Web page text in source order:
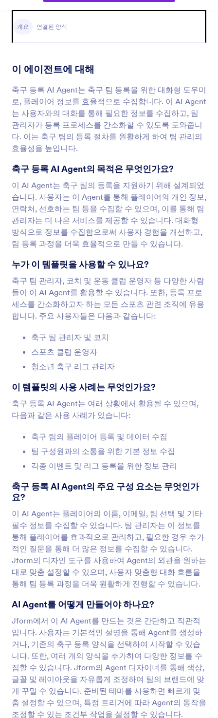
개요 연결된 양식
이 에이전트에 대해
축구 등록 AI Agent는 축구 팀 등록을 위한 대화형 도우미
로, 플레이어 정보를 효율적으로 수집합니다. 이 AI Agent
는 사용자와의 대화를 통해 필요한 정보를 수집하고, 팀
관리자가 등록 프로세스를 간소화할 수 있도록 도와줍니
다. 이는 축구 팀의 등록 절차를 원활하게 하여 팀 관리의
효율성을 높입니다.
축구 등록 AI Agent의 목적은 무엇인가요?
이 AI Agent는 축구 팀의 등록을 지원하기 위해 설계되었
습니다. 사용자는 이 Agent를 통해 플레이어의 개인 정보,
연락처, 선호하는 팀 등을 수집할 수 있으며, 이를 통해 팀
관리자는 더 나은 서비스를 제공할 수 있습니다. 대화형
방식으로 정보를 수집함으로써 사용자 경험을 개선하고,
팀 등록 과정을 더욱 효율적으로 만들 수 있습니다.
누가 이 템플릿을 사용할 수 있나요?
축구 팀 관리자, 코치 및 운동 클럽 운영자 등 다양한 사람
들이 이 AI Agent를 활용할 수 있습니다. 또한, 등록 프로
세스를 간소화하고자 하는 모든 스포츠 관련 조직에 유용
합니다. 주요 사용자들은 다음과 같습니다:
축구 팀 관리자 및 코치
스포츠 클럽 운영자
청소년 축구 리그 관리자
이 템플릿의 사용 사례는 무엇인가요?
축구 등록 AI Agent는 여러 상황에서 활용될 수 있으며,
다음과 같은 사용 사례가 있습니다:
축구 팀의 플레이어 등록 및 데이터 수집
팀 구성원과의 소통을 위한 기본 정보 수집
각종 이벤트 및 리그 등록을 위한 정보 관리
축구 등록 AI Agent의 주요 구성 요소는 무엇인가
요?
이 AI Agent는 플레이어의 이름, 이메일, 팀 선택 및 기타
필수 정보를 수집할 수 있습니다. 팀 관리자는 이 정보를
통해 플레이어를 효과적으로 관리하고, 필요한 경우 추가
적인 질문을 통해 더 많은 정보를 수집할 수 있습니다.
Jform의 디자인 도구를 사용하여 Agent의 외관을 원하는
대로 맞춤 설정할 수 있으며, 사용자 맞춤형 대화 흐름을
통해 팀 등록 과정을 더욱 원활하게 진행할 수 있습니다.
AI Agent를 어떻게 만들어야 하나요?
Jform에서 이 AI Agent를 만드는 것은 간단하고 직관적
입니다. 사용자는 기본적인 설명을 통해 Agent를 생성하
거나, 기존의 축구 등록 양식을 선택하여 시작할 수 있습
니다. 또한, 여러 개의 양식을 추가하여 다양한 정보를 수
집할 수 있습니다. Jform의 Agent 디자이너를 통해 색상,
글꼴 및 레이아웃을 자유롭게 조정하여 팀의 브랜드에 맞
게 꾸밀 수 있습니다. 준비된 테마를 사용하면 빠르게 맞
춤 설정할 수 있으며, 특정 트리거에 따라 Agent의 동작을
조정할 수 있는 조건부 작업을 설정할 수 있습니다.